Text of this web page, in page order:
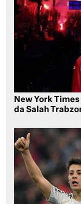
New York Times
da Salah